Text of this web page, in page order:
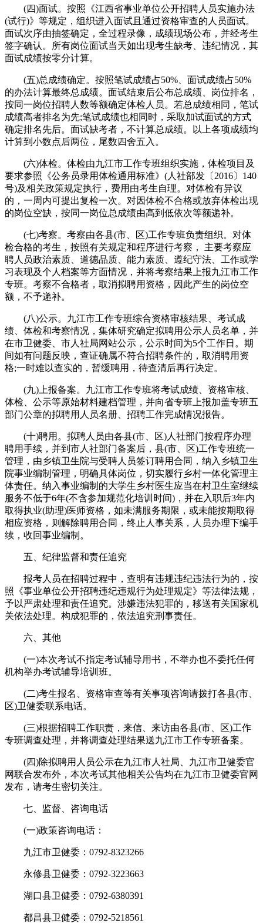
(四)面试。按照《江西省事业单位公开招聘人员实施办法
(试行)》等规定，组织进入面试且通过资格审查的人员面试。
面试次序由抽签确定，全过程录像，成绩现场公布，并经考生
签字确认。所有岗位面试当天如出现考生缺考、违纪情况，其
面试成绩按零分计算。
(五)总成绩确定。按照笔试成绩占50%、面试成绩占50%
的办法计算最终总成绩。面试结束后公布总成绩、岗位排名，
按同一岗位招聘人数等额确定体检人员。若总成绩相同，笔试
成绩高者排名为先;笔试成绩也相同时，采取加试面试的方式
确定排名先后。面试缺考者，不计算总成绩。以上各项成绩均
计算到小数点后两位，尾数四舍五入。
(六)体检。体检由九江市工作专班组织实施，体检项目及
要求参照《公务员录用体检通用标准》(人社部发〔2016〕140
号)及相关政策规定执行，费用由考生自理。对体检有异议
的，一周内可提出复检一次。对因体检不合格或放弃体检出现
的岗位空缺，按同一岗位总成绩由高到低依次等额递补。
(七)考察。考察由各县(市、区)工作专班负责组织。对体
检合格的考生，按照有关规定和程序进行考察， 主要考察应
聘人员政治素质、道德品质、能力素质、遵纪守法、工作或学
习表现及个人档案等方面情况，并将考察结果上报九江市工作
专班。考察不合格者，取消拟聘用资格，因此产生的岗位空
额，不予递补。
(八)公示。九江市工作专班综合资格审核结果、考试成
绩、体检和考察情况，集体研究确定拟聘用公示人员名单，并
在市卫健委、市人社局网站公示，公示时间为5个工作日。期
间如有问题反映，查证确属不符合招聘条件的，取消聘用资
格;一时难以查实的，暂缓聘用，待查清后再行决定。
(九)上报备案。九江市工作专班将考试成绩、资格审核、
体检、公示等原始材料建档管理，并向省专班上报加盖专班五
部门公章的拟聘用人员名册、招聘工作完成情况报告。
(十)聘用。拟聘人员由各县(市、区)人社部门按程序办理
聘用手续，并到市人社部门备案后，县(市、区)工作专班统一
管理，由乡镇卫生院与受聘人员签订聘用合同，纳入乡镇卫生
院事业编制管理，明确具体岗位，切实履行乡村一体化管理主
体责任。纳入事业编制的大学生乡村医生应当在村卫生室继续
服务不低于6年(不含参加规范化培训时间)，并在入职后3年内
取得执业(助理)医师资格，如未满服务期限，或未能按期取得
相应资格，则解除聘用合同，终止人事关系，人员办理下编手
续，收回事业编制。
五、纪律监督和责任追究
报考人员在招聘过程中，查明有违规违纪违法行为的，按
照《事业单位公开招聘违纪违规行为处理规定》等法律法规，
予以严肃处理和责任追究。涉嫌违法犯罪的，移送有关国家机
关依法处理。构成犯罪的，依法追究刑事责任。
六、其他
(一)本次考试不指定考试辅导用书，不举办也不委托任何
机构举办考试辅导培训班。
(二)考生报名、资格审查等有关事项咨询请拨打各县(市、
区)卫健委联系电话。
(三)根据招聘工作职责，来信、来访由各县(市、区)工作
专班调查处理，并将调查处理结果送九江市工作专班备案。
(四)除拟聘用人员公示在九江市人社局、九江市卫健委官
网联合发布外，本次考试其他相关公告均在九江市卫健委官网
发布，请考生密切关注。
七、监督、咨询电话
(一)政策咨询电话：
九江市卫健委：0792-8323266
永修县卫健委：0792-3223663
湖口县卫健委：0792-6380391
都昌县卫健委：0792-5218561